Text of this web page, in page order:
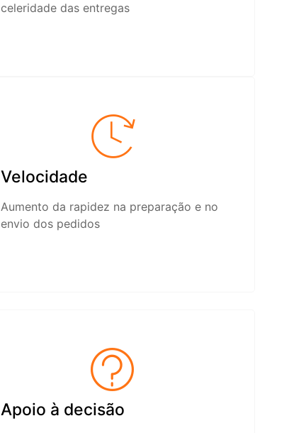
celeridade das entregas
Velocidade
Aumento da rapidez na preparação e no
envio dos pedidos
Apoio à decisão